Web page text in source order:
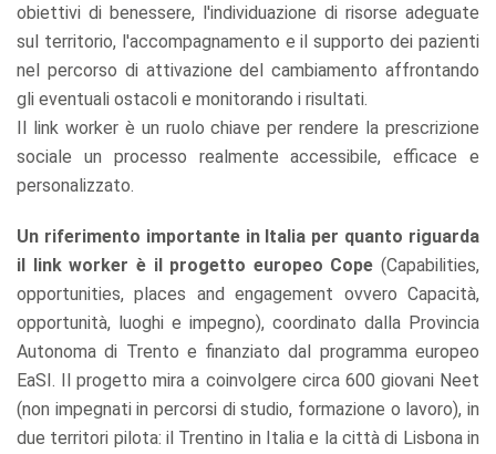
obiettivi di benessere, l'individuazione di risorse adeguate
sul territorio, l'accompagnamento e il supporto dei pazienti
nel percorso di attivazione del cambiamento affrontando
gli eventuali ostacoli e monitorando i risultati.
Il link worker è un ruolo chiave per rendere la prescrizione
sociale un processo realmente accessibile, efficace e
personalizzato.
Un riferimento importante in Italia per quanto riguarda
il link worker è il progetto europeo Cope (Capabilities,
opportunities, places and engagement ovvero Capacità,
opportunità, luoghi e impegno), coordinato dalla Provincia
Autonoma di Trento e finanziato dal programma europeo
EaSI. Il progetto mira a coinvolgere circa 600 giovani Neet
(non impegnati in percorsi di studio, formazione o lavoro), in
due territori pilota: il Trentino in Italia e la città di Lisbona in